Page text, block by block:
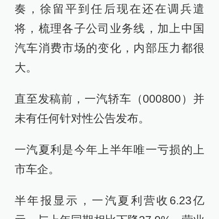
奏，徐留平到任后现在还在调兵遣
将，梳理各子公司业务线，加上中国
汽车消费市场的变化，内部压力都很
大。
直至发稿前，一汽轿车（000800）并
未有任何针对性公告发布。
一汽夏利是今年上半年唯一亏损的上
市车企。
半年报显示，一汽夏利营收6.23亿